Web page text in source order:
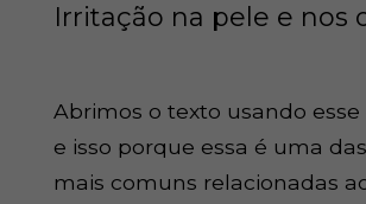
Irritação na pele e nos
Abrimos o texto usando esse
e isso porque essa é uma
mais comuns relacionadas